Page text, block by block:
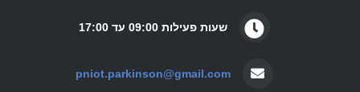
שעות פעילות 09:00 עד 17:00
pniot.parkinson@gmail.com